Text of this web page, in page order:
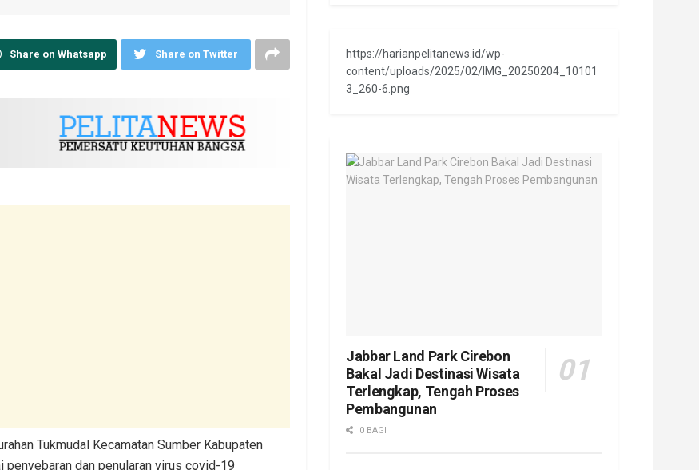
Share on Whatsapp Share on Twitter
Tukmudal Kecamatan Sumber Kabupaten
dan penularan virus covid-19
https://harianpelitanews.id/wp-
content/uploads/2025/02/IMG_20250204_10101
3_260-6.png
Jabbar Land Park Cirebon
Bakal Jadi Destinasi Wisata
Terlengkap, Tengah Proses
Pembangunan
0 BAGI